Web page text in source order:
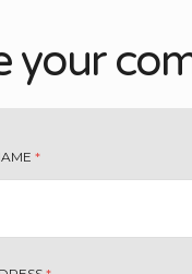
your
*